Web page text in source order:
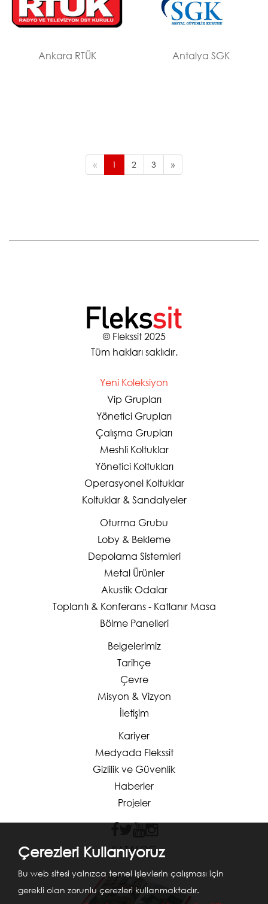
Ankara RTÜK Antalya SGK
« 1 2 3 »
© Flekssit 2025
Tüm hakları saklıdır.
Yeni Koleksiyon
Vip Grupları
Yönetici Grupları
Çalışma Grupları
Meshli Koltuklar
Yönetici Koltukları
Operasyonel Koltuklar
Koltuklar & Sandalyeler
Oturma Grubu
Loby & Bekleme
Depolama Sistemleri
Metal Ürünler
Akustik Odalar
Toplantı & Konferans - Katlanır Masa
Bölme Panelleri
Belgelerimiz
Tarihçe
Çevre
Misyon & Vizyon
İletişim
Kariyer
Medyada Flekssit
Gizlilik ve Güvenlik
Haberler
Projeler
KATALOG
Çerezleri Kullanıyoruz
Bu web sitesi yalnızca temel işlevlerin çalışması için
gerekli olan zorunlu çerezleri kullanmaktadır.